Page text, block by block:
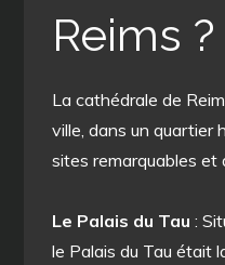
Reims ?
La cathédrale de
ville, dans un quartier
sites remarquables et
Le Palais du Tau :
le Palais du Tau était